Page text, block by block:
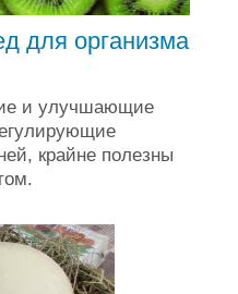
для организма
и улучшающие
крайне полезны